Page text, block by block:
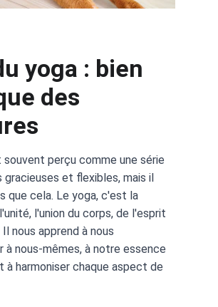
yoga : bien
des
souvent perçu comme une série
gracieuses et flexibles, mais il
que cela. Le yoga, c'est la
l'union du corps, de l'esprit
nous apprend à nous
à nous-mêmes, à notre essence
à harmoniser chaque aspect de